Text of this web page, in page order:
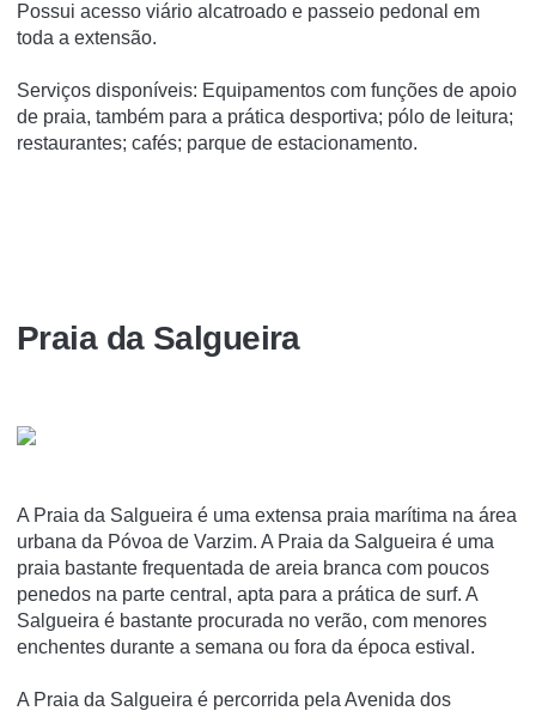
Possui acesso viário alcatroado e passeio pedonal em
toda a extensão.
Serviços disponíveis: Equipamentos com funções de apoio
de praia, também para a prática desportiva; pólo de leitura;
restaurantes; cafés; parque de estacionamento.
Praia da Salgueira
A Praia da Salgueira é uma extensa praia marí­tima na área
urbana da Póvoa de Varzim. A Praia da Salgueira é uma
praia bastante frequentada de areia branca com poucos
penedos na parte central, apta para a prática de surf. A
Salgueira é bastante procurada no verão, com menores
enchentes durante a semana ou fora da época estival.
A Praia da Salgueira é percorrida pela Avenida dos